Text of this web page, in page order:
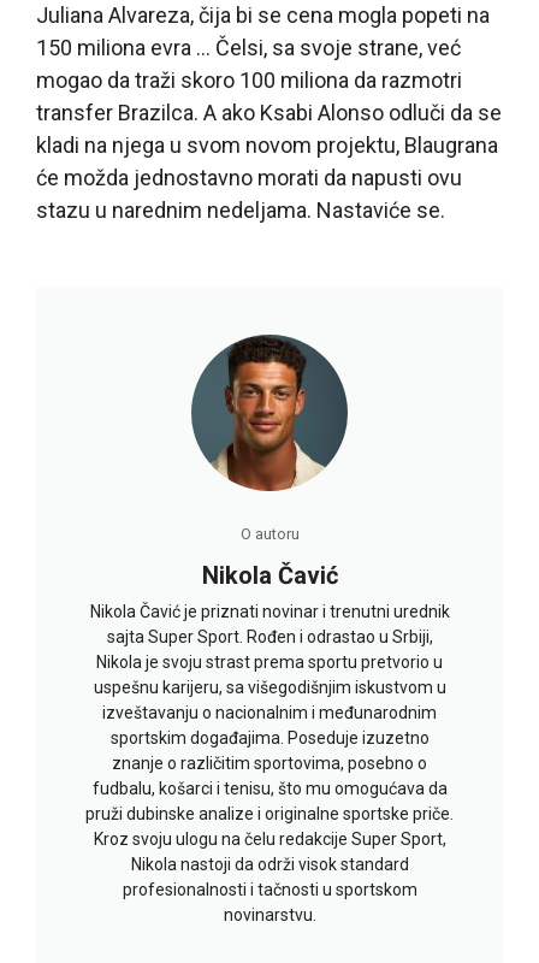
Juliana Alvareza, čija bi se cena mogla popeti na
150 miliona evra … Čelsi, sa svoje strane, već
mogao da traži skoro 100 miliona da razmotri
transfer Brazilca. A ako Ksabi Alonso odluči da se
kladi na njega u svom novom projektu, Blaugrana
će možda jednostavno morati da napusti ovu
stazu u narednim nedeljama. Nastaviće se.
O autoru
Nikola Čavić
Nikola Čavić je priznati novinar i trenutni urednik
sajta Super Sport. Rođen i odrastao u Srbiji,
Nikola je svoju strast prema sportu pretvorio u
uspešnu karijeru, sa višegodišnjim iskustvom u
izveštavanju o nacionalnim i međunarodnim
sportskim događajima. Poseduje izuzetno
znanje o različitim sportovima, posebno o
fudbalu, košarci i tenisu, što mu omogućava da
pruži dubinske analize i originalne sportske priče.
Kroz svoju ulogu na čelu redakcije Super Sport,
Nikola nastoji da održi visok standard
profesionalnosti i tačnosti u sportskom
novinarstvu.